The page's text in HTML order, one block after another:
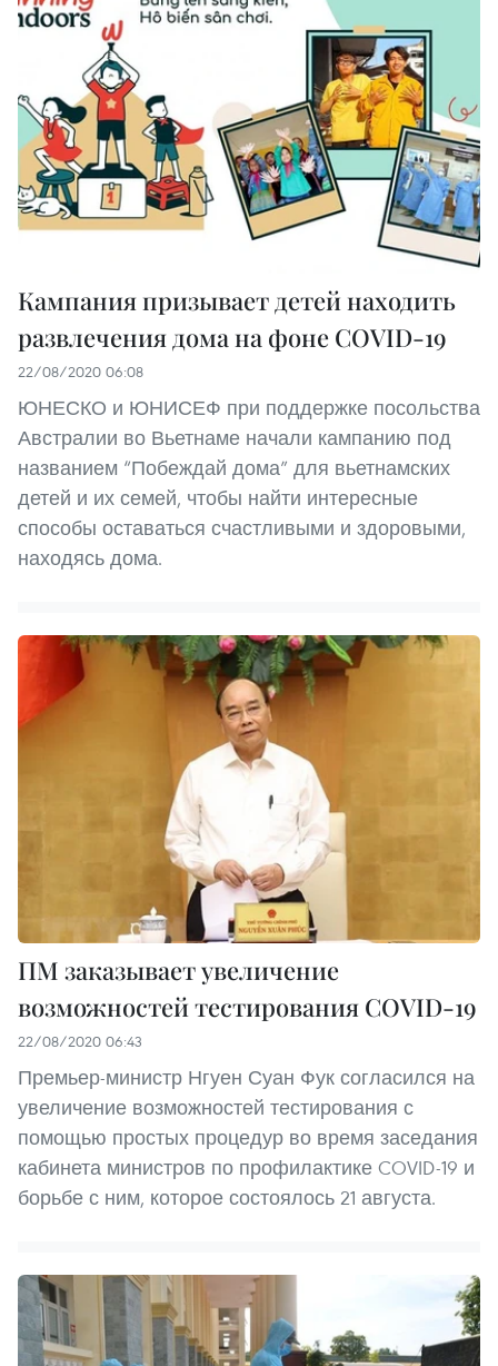
Кампания призывает детей находить
развлечения дома на фоне COVID-19
22/08/2020 06:08
ЮНЕСКО и ЮНИСЕФ при поддержке посольства
Австралии во Вьетнаме начали кампанию под
названием “Побеждай дома” для вьетнамских
детей и их семей, чтобы найти интересные
способы оставаться счастливыми и здоровыми,
находясь дома.
ПМ заказывает увеличение
возможностей тестирования COVID-19
22/08/2020 06:43
Премьер-министр Нгуен Суан Фук согласился на
увеличение возможностей тестирования с
помощью простых процедур во время заседания
кабинета министров по профилактике COVID-19 и
борьбе с ним, которое состоялось 21 августа.